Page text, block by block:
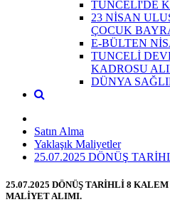
TUNCELİ'DE
23 NİSAN
ÇOCUK
E-BÜLTEN
TUNCELİ
KADROSU
DÜNYA
Satın Alma
Yaklaşık Maliyetler
25.07.2025 DÖNÜŞ
25.07.2025 DÖNÜŞ TARİHLİ 8
MALİYET ALIMI.